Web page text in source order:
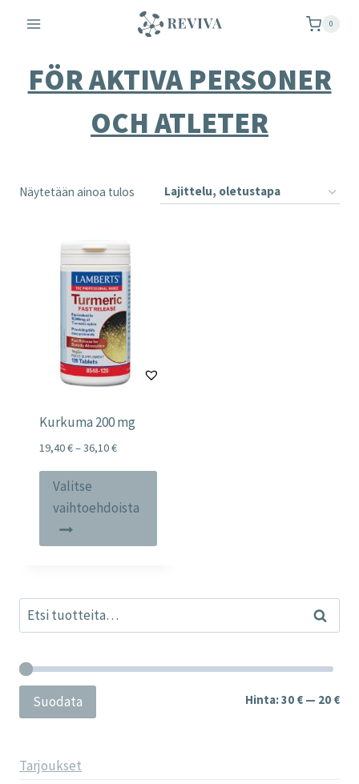
sisältöön
0
FÖR AKTIVA PERSONER
OCH ATLETER
Näytetään ainoa tulos
Kurkuma 200 mg
19,40€–36,10€Price
through
Valitse
vaihtoehdoista
useampi
valinnat
sivulla.
Etsi: Haku
Suodata Hinta:30 € — 20 €
Tarjoukset